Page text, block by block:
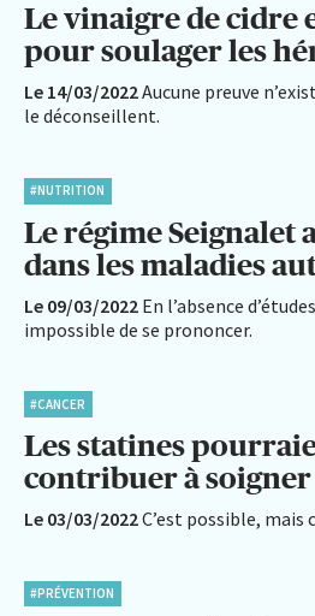
Le vinaigre de cidre
pour soulager les
Le 14/03/2022Aucune preuve
le déconseillent.
#NUTRITION
Le régime Seignalet
dans les maladies
Le 09/03/2022 En l’absence
impossible de se prononcer.
#CANCER
Les statines
contribuer à soigner
Le 03/03/2022C’est possible, mais
#PRÉVENTION